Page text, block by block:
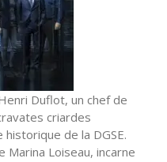
Duflot, un chef de
criardes
historique de la DGSE.
Marina Loiseau, incarne